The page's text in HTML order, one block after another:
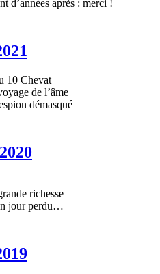
d’années après : merci !
10 Chevat
de l’âme
démasqué
richesse
jour perdu…